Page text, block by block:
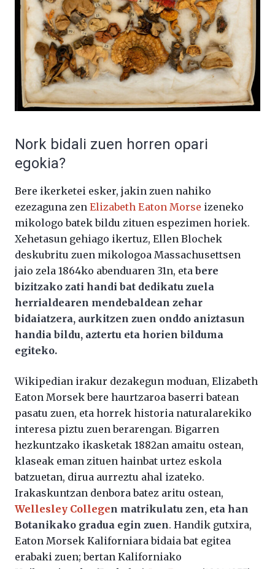
Nork bidali zuen horren opari
egokia?
Bere ikerketei esker, jakin zuen nahiko
ezezaguna zen Elizabeth Eaton Morse izeneko
mikologo batek bildu zituen espezimen horiek.
Xehetasun gehiago ikertuz, Ellen Blochek
deskubritu zuen mikologoa Massachusettsen
jaio zela 1864ko abenduaren 31n, etabere
bizitzako zati handi bat dedikatu zuela
herrialdearen mendebaldean zehar
bidaiatzera, aurkitzen zuen onddo aniztasun
handia bildu, aztertu eta horien bilduma
egiteko.
Wikipedian irakur dezakegun moduan, Elizabeth
Eaton Morsek bere haurtzaroa baserri batean
pasatu zuen, eta horrek historia naturalarekiko
interesa piztu zuen berarengan. Bigarren
hezkuntzako ikasketak 1882an amaitu ostean,
klaseak eman zituen hainbat urtez eskola
batzuetan, dirua aurreztu ahal izateko.
Irakaskuntzan denbora batez aritu ostean,
Wellesley Collegen matrikulatu zen, eta han
Botanikako gradua egin zuen. Handik gutxira,
Eaton Morsek Kaliforniara bidaia bat egitea
erabaki zuen; bertan Kaliforniako